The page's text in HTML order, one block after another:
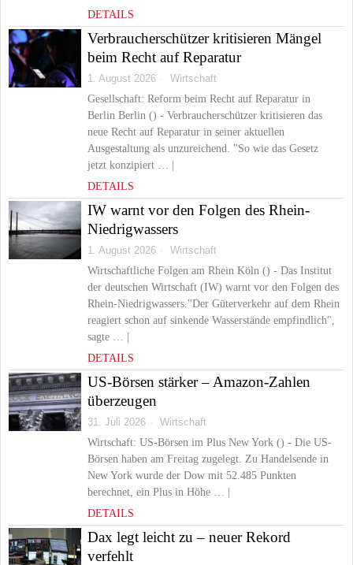
DETAILS
Verbraucherschützer kritisieren Mängel
beim Recht auf Reparatur
1. August 2026
Wirtschaft
Gesellschaft: Reform beim Recht auf Reparatur in
Berlin Berlin () - Verbraucherschützer kritisieren das
neue Recht auf Reparatur in seiner aktuellen
Ausgestaltung als unzureichend. "So wie das Gesetz
jetzt konzipiert … |
DETAILS
IW warnt vor den Folgen des Rhein-
Niedrigwassers
1. August 2026
Wirtschaft
Wirtschaftliche Folgen am Rhein Köln () - Das Institut
der deutschen Wirtschaft (IW) warnt vor den Folgen des
Rhein-Niedrigwassers."Der Güterverkehr auf dem Rhein
reagiert schon auf sinkende Wasserstände empfindlich",
sagte … |
DETAILS
US-Börsen stärker – Amazon-Zahlen
überzeugen
31. Juli 2026
Wirtschaft
Wirtschaft: US-Börsen im Plus New York () - Die US-
Börsen haben am Freitag zugelegt. Zu Handelsende in
New York wurde der Dow mit 52.485 Punkten
berechnet, ein Plus in Höhe … |
DETAILS
Dax legt leicht zu – neuer Rekord
verfehlt